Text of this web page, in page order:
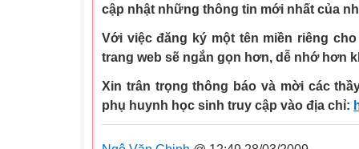
cập nhật những thông tin mới nhất của
Với việc đăng ký một tên miền riêng
trang web sẽ ngắn gọn hơn, dễ nhớ hơn
Xin trân trọng thông báo và mời các
phụ huynh học sinh truy cập vào địa chỉ: